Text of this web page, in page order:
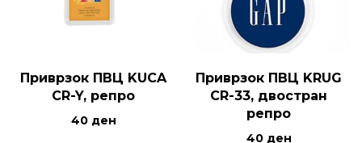
Приврзок ПВЦ KUCA
CR-Y, репро
40 ден
Приврзок ПВЦ KRUG
CR-33, двостран
репро
40 ден